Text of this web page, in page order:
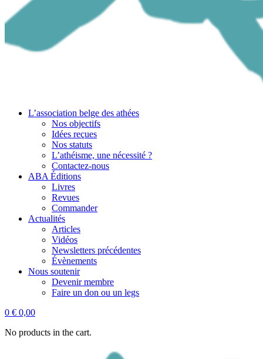
L’association belge des athées
Nos objectifs
Idées reçues
Nos statuts
L’athéisme, une nécessité ?
Contactez-nous
ABA Éditions
Livres
Revues
Commander
Actualités
Articles
Vidéos
Newsletters précédentes
Évènements
Nous soutenir
Devenir membre
Faire un don ou un legs
0 € 0,00
No products in the cart.